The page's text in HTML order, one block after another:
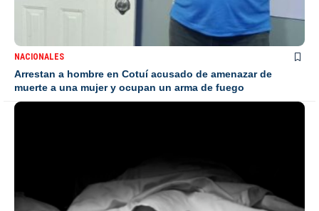
NACIONALES
Arrestan a hombre en Cotuí acusado de amenazar de
muerte a una mujer y ocupan un arma de fuego